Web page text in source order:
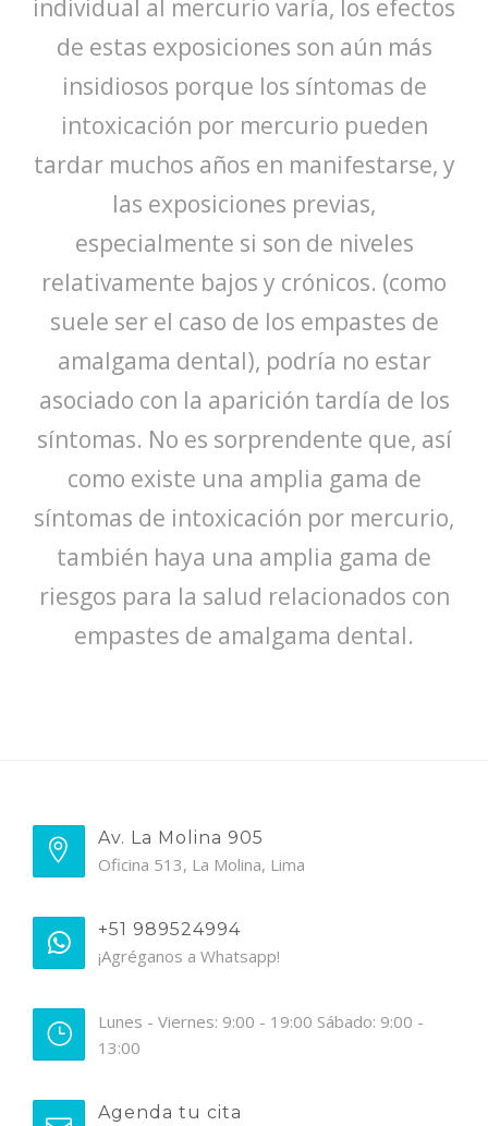
individual al mercurio varía, los efectos
de estas exposiciones son aún más
insidiosos porque los síntomas de
intoxicación por mercurio pueden
tardar muchos años en manifestarse, y
las exposiciones previas,
especialmente si son de niveles
relativamente bajos y crónicos. (como
suele ser el caso de los empastes de
amalgama dental), podría no estar
asociado con la aparición tardía de los
síntomas. No es sorprendente que, así
como existe una amplia gama de
síntomas de intoxicación por mercurio,
también haya una amplia gama de
riesgos para la salud relacionados con
empastes de amalgama dental.
Av. La Molina 905
Oficina 513, La Molina, Lima
+51 989524994
¡Agréganos a Whatsapp!
Lunes - Viernes: 9:00 - 19:00 Sábado: 9:00 -
13:00
Agenda tu cita